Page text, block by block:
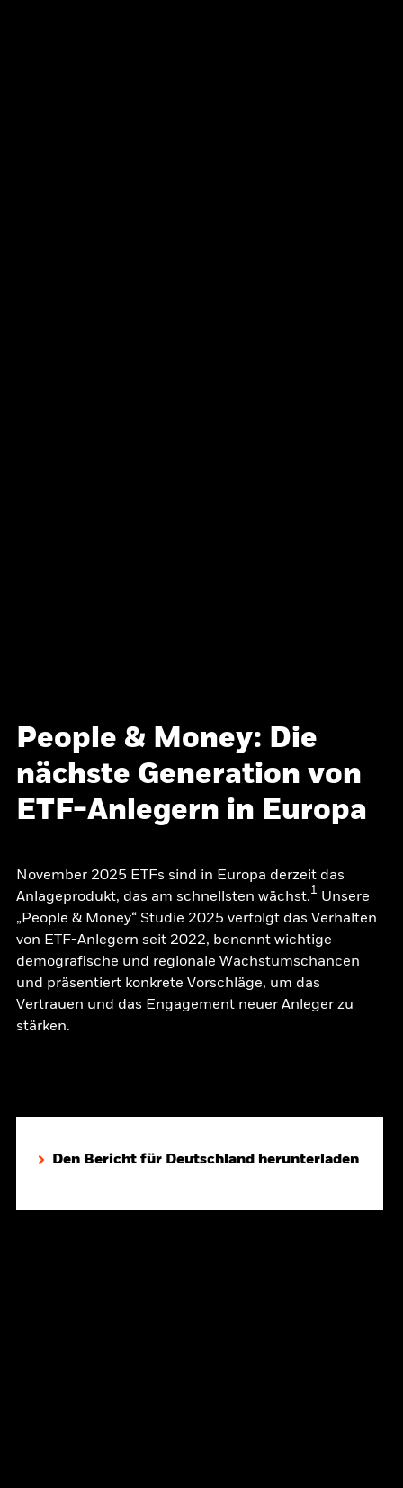
People & Money: Die
nächste Generation von
ETF-Anlegern in Europa
November 2025 ETFs sind in Europa derzeit das
Anlageprodukt, das am schnellsten wächst.1 Unsere
„People & Money“ Studie 2025 verfolgt das Verhalten
von ETF-Anlegern seit 2022, benennt wichtige
demografische und regionale Wachstumschancen
und präsentiert konkrete Vorschläge, um das
Vertrauen und das Engagement neuer Anleger zu
stärken.
Den Bericht für Deutschland herunterladen